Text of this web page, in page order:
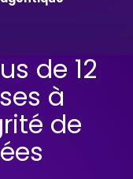
de 12
à
de